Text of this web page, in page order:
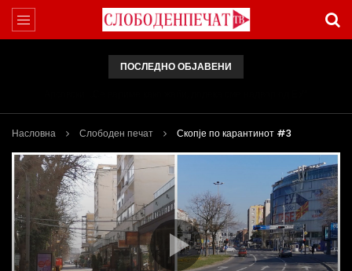
ПОСЛЕДНО ОБЈАВЕНИ
Насловна Слободен печат Скопје по карантинот #3